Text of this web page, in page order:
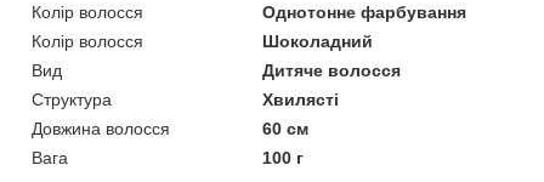
Колір волосся
Однотонне фарбування
Колір волосся
Шоколадний
Вид
Дитяче волосся
Структура
Хвилясті
Довжина волосся
60 см
Вага
100 г